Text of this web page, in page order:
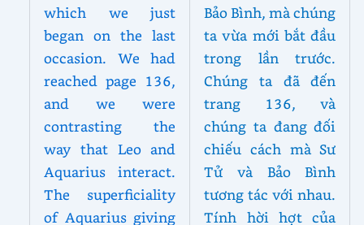
which we just
began on the last
occasion. We had
reached page 136,
and we were
contrasting the
way that Leo and
Aquarius interact.
The superficiality
of Aquarius giving
Bảo Bình, mà chúng
ta vừa mới bắt đầu
trong lần trước.
Chúng ta đã đến
trang 136, và
chúng ta đang đối
chiếu cách mà Sư
Tử và Bảo Bình
tương tác với nhau.
Tính hời hợt của